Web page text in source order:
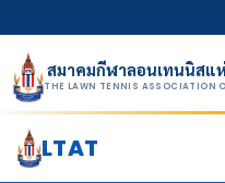
สมาคมกีฬาลอนเทนนิสแ
THE LAWN TENNIS ASSOCIATION
LTAT